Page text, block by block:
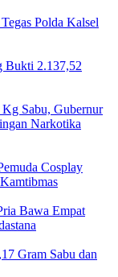
Polda Kalsel
Bukti 2.137,52
Sabu, Gubernur
Narkotika
Cosplay
Bawa Empat
Gram Sabu dan